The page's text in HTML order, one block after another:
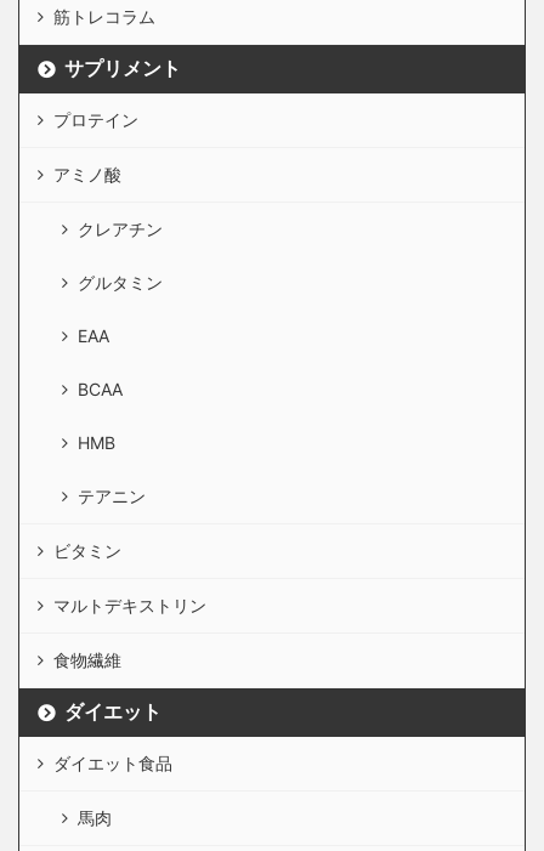
筋トレコラム
サプリメント
プロテイン
アミノ酸
クレアチン
グルタミン
EAA
BCAA
HMB
テアニン
ビタミン
マルトデキストリン
食物繊維
ダイエット
ダイエット食品
馬肉